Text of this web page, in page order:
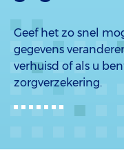
Geef het zo snel
gegevens
verhuisd of als u
zorgverzekering.